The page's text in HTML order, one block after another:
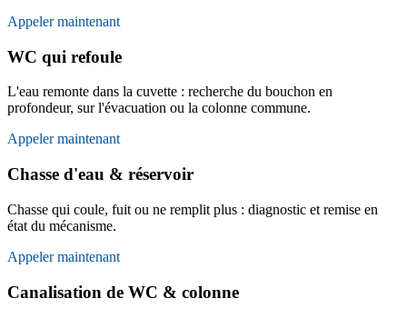
Appeler maintenant
WC qui refoule
L'eau remonte dans la cuvette : recherche du bouchon en
profondeur, sur l'évacuation ou la colonne commune.
Appeler maintenant
Chasse d'eau & réservoir
Chasse qui coule, fuit ou ne remplit plus : diagnostic et remise en
état du mécanisme.
Appeler maintenant
Canalisation de WC & colonne